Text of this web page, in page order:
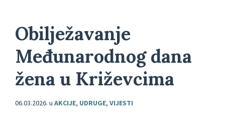
Obilježavanje
Međunarodnog dana
žena u Križevcima
06.03.2026. u AKCIJE, UDRUGE, VIJESTI